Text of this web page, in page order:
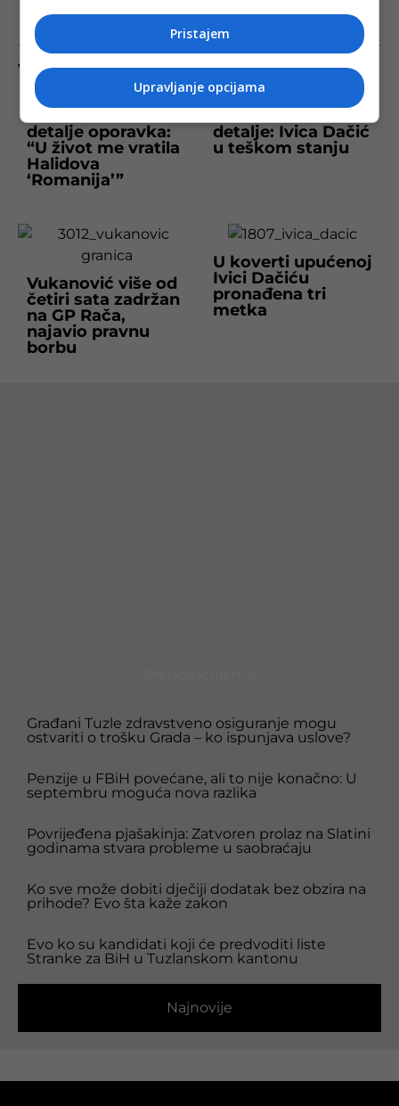
Više na istu temu
detalje oporavka:
“U život me vratila
Halidova
‘Romanija’”
detalje: Ivica Dačić
u teškom stanju
Vukanović više od
četiri sata zadržan
na GP Rača,
najavio pravnu
borbu
U koverti upućenoj
Ivici Dačiću
pronađena tri
metka
Najnovije
Građani Tuzle zdravstveno osiguranje mogu
ostvariti o trošku Grada – ko ispunjava uslove?
Penzije u FBiH povećane, ali to nije konačno: U
septembru moguća nova razlika
Povrijeđena pjašakinja: Zatvoren prolaz na Slatini
godinama stvara probleme u saobraćaju
Ko sve može dobiti dječiji dodatak bez obzira na
prihode? Evo šta kaže zakon
Evo ko su kandidati koji će predvoditi liste
Stranke za BiH u Tuzlanskom kantonu
Pristajem
Upravljanje opcijama